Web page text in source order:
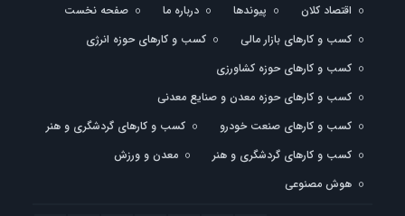
اقتصاد کلان پیوندها درباره ما
صفحه نخست
کسب و کارهای بازار مالی
کسب و کارهای حوزه انرژی
کسب و کارهای حوزه کشاورزی
کسب و کارهای حوزه معدن و صنایع معدنی
کسب و کارهای صنعت خودرو
کسب و کارهای گردشگری و هنر
کسب و کارهای گردشگری و هنر
معدن و ورزش
هوش مصنوعی